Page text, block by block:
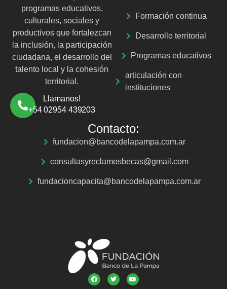
programas educativos,
culturales, sociales y
productivos que fortalezcan
la inclusión, la participación
ciudadana, el desarrollo del
talento local y la cohesión
territorial.
Llamanos!
+54 02954 439203
Formación continua
Desarrollo territorial
Programas educativos
articulación con
instituciones
Contacto:
fundacion@bancodelapampa.com.ar
consultasyreclamosbecas@gmail.com
fundacioncapacita@bancodelapampa.com.ar